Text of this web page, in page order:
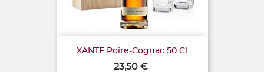
XANTE Poire-Cognac 50 Cl
Prix
23,50 €